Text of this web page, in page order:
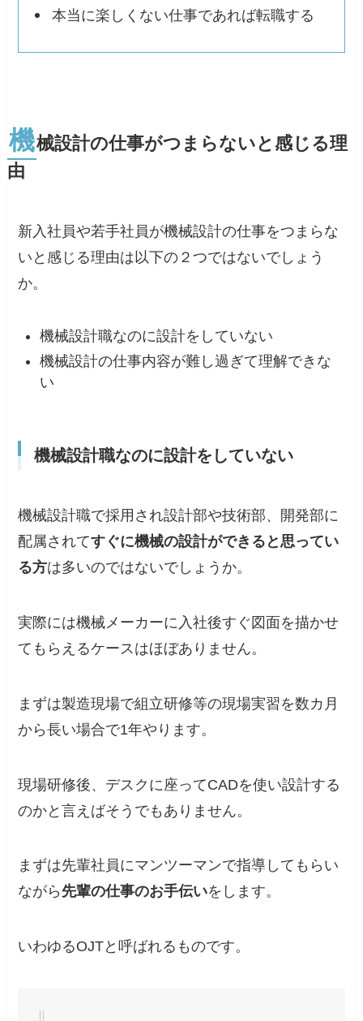
本当に楽しくない仕事であれば転職する
機械設計の仕事がつまらないと感じる理
由
新入社員や若手社員が機械設計の仕事をつまらな
いと感じる理由は以下の２つではないでしょう
か。
機械設計職なのに設計をしていない
機械設計の仕事内容が難し過ぎて理解できな
い
機械設計職なのに設計をしていない
機械設計職で採用され設計部や技術部、開発部に
配属されてすぐに機械の設計ができると思ってい
る方は多いのではないでしょうか。
実際には機械メーカーに入社後すぐ図面を描かせ
てもらえるケースはほぼありません。
まずは製造現場で組立研修等の現場実習を数カ月
から長い場合で1年やります。
現場研修後、デスクに座ってCADを使い設計する
のかと言えばそうでもありません。
まずは先輩社員にマンツーマンで指導してもらい
ながら 先輩の仕事のお手伝いをします。
いわゆるOJTと呼ばれるものです。